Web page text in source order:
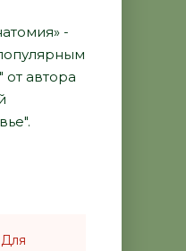
-
автора